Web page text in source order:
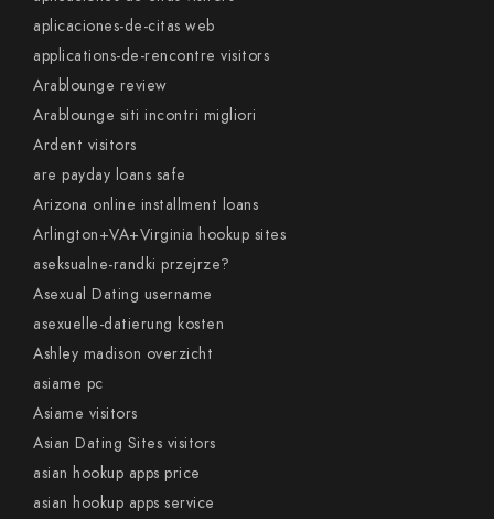
aplicaciones-de-citas web
applications-de-rencontre visitors
Arablounge review
Arablounge siti incontri migliori
Ardent visitors
are payday loans safe
Arizona online installment loans
Arlington+VA+Virginia hookup sites
aseksualne-randki przejrze?
Asexual Dating username
asexuelle-datierung kosten
Ashley madison overzicht
asiame pc
Asiame visitors
Asian Dating Sites visitors
asian hookup apps price
asian hookup apps service